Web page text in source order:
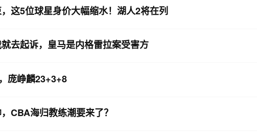
这5位球星身价大幅缩水！湖人2将在列
去起诉，皇马是内格雷拉案受害方
庞峥麟23+3+8
CBA海归教练潮要来了？